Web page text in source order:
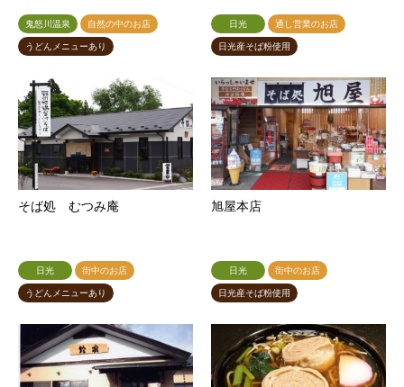
鬼怒川温泉 自然の中のお店
うどんメニューあり
日光 通し営業のお店
日光産そば粉使用
そば処 むつみ庵
日光 街中のお店
うどんメニューあり
旭屋本店
日光 街中のお店
日光産そば粉使用